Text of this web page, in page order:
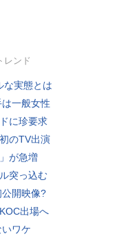
レンド
な実態とは
一般女性
に珍要求
のTV出演
が急増
突っ込む
開映像?
出場へ
ワケ